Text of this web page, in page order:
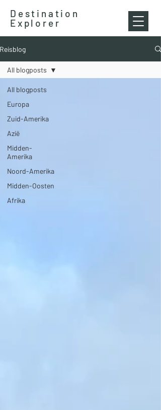
Destination
Explorer
Reisblog
All blogposts
Europa
Zuid-Amerika
Azië
Midden-
Amerika
Noord-Amerika
Midden-Oosten
Afrika
All blogposts